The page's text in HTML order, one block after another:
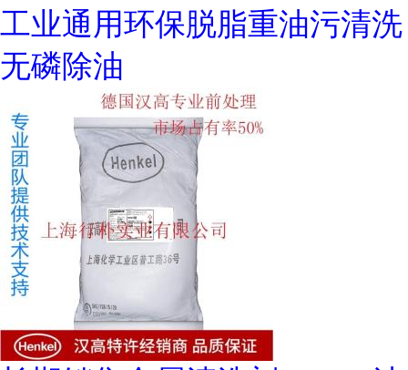
工业通用环保脱脂重油污清洗
无磷除油